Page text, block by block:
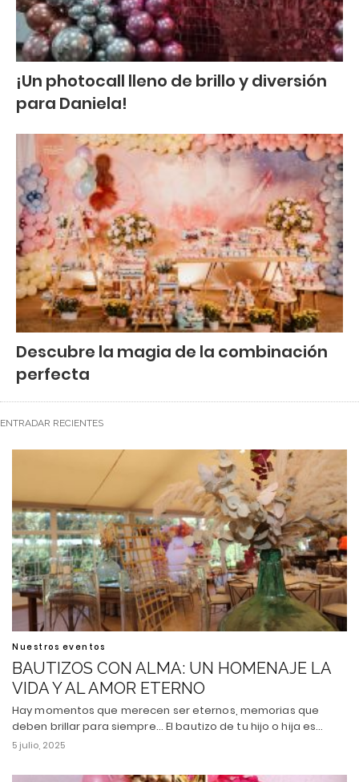
¡Un photocall lleno de brillo y diversión
para Daniela!
Descubre la magia de la combinación
perfecta
ENTRADAR RECIENTES
Nuestros eventos
BAUTIZOS CON ALMA: UN HOMENAJE LA
VIDA Y AL AMOR ETERNO
Hay momentos que merecen ser eternos, memorias que
deben brillar para siempre... El bautizo de tu hijo o hija es…
5 julio, 2025